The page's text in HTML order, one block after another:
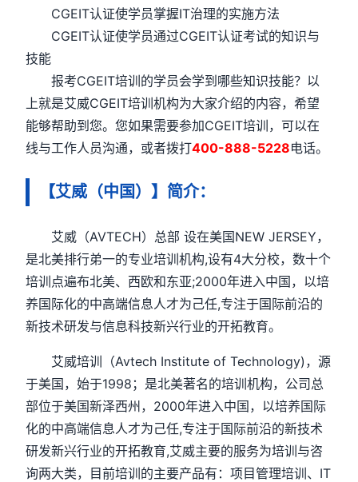
CGEIT认证使学员掌握IT治理的实施方法
CGEIT认证使学员通过CGEIT认证考试的知识与
技能
报考CGEIT培训的学员会学到哪些知识技能？以
上就是艾威CGEIT培训机构为大家介绍的内容，希望
能够帮助到您。您如果需要参加CGEIT培训，可以在
线与工作人员沟通，或者拨打400-888-5228电话。
【艾威（中国）】简介：
艾威（AVTECH）总部 设在美国NEW JERSEY，
是北美排行弟一的专业培训机构,设有4大分校，数十个
培训点遍布北美、西欧和东亚;2000年进入中国，以培
养国际化的中高端信息人才为己任,专注于国际前沿的
新技术研发与信息科技新兴行业的开拓教育。
艾威培训（Avtech Institute of Technology)，源
于美国，始于1998；是北美著名的培训机构，公司总
部位于美国新泽西州，2000年进入中国，以培养国际
化的中高端信息人才为己任,专注于国际前沿的新技术
研发新兴行业的开拓教育,艾威主要的服务为培训与咨
询两大类，目前培训的主要产品有：项目管理培训、IT